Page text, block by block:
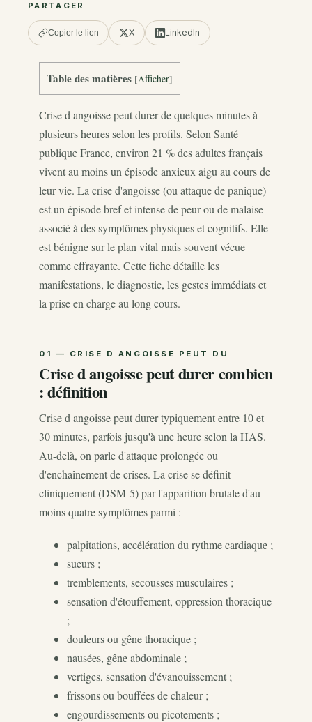
PARTAGER
Copier le lien X LinkedIn
Table des matières [Afficher]
Crise d angoisse peut durer de quelques minutes à
plusieurs heures selon les profils. Selon Santé
publique France, environ 21 % des adultes français
vivent au moins un épisode anxieux aigu au cours de
leur vie. La crise d'angoisse (ou attaque de panique)
est un épisode bref et intense de peur ou de malaise
associé à des symptômes physiques et cognitifs. Elle
est bénigne sur le plan vital mais souvent vécue
comme effrayante. Cette fiche détaille les
manifestations, le diagnostic, les gestes immédiats et
la prise en charge au long cours.
Crise d angoisse peut durer combien
: définition
Crise d angoisse peut durer typiquement entre 10 et
30 minutes, parfois jusqu'à une heure selon la HAS.
Au-delà, on parle d'attaque prolongée ou
d'enchaînement de crises. La crise se définit
cliniquement (DSM-5) par l'apparition brutale d'au
moins quatre symptômes parmi :
palpitations, accélération du rythme cardiaque ;
sueurs ;
tremblements, secousses musculaires ;
sensation d'étouffement, oppression thoracique
;
douleurs ou gêne thoracique ;
nausées, gêne abdominale ;
vertiges, sensation d'évanouissement ;
frissons ou bouffées de chaleur ;
engourdissements ou picotements ;